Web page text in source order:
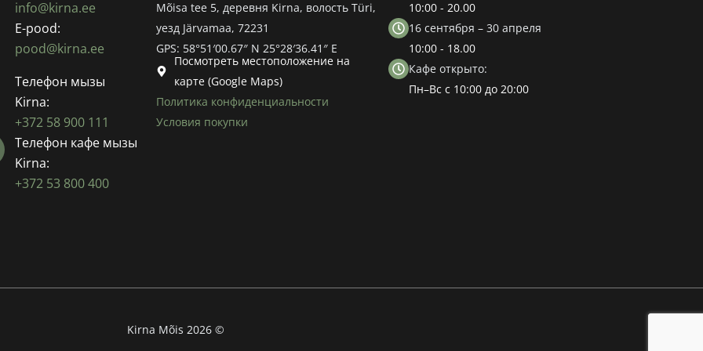
info@kirna.ee
E-pood:
pood@kirna.ee
Телефон мызы
Kirna:
+372 58 900 111
Телефон кафе мызы
Kirna:
+372 53 800 400
Mõisa tee 5, деревня Kirna, волость Türi,
уезд Järvamaa, 72231
GPS: 58°51′00.67″ N 25°28′36.41″ E
Посмотреть местоположение на
карте (Google Maps)
Политика конфиденциальности
Условия покупки
10:00 - 20.00
16 сентября – 30 апреля
10:00 - 18.00
Кафе открыто:
Пн–Вс с 10:00 до 20:00
Kirna Mõis 2026 ©